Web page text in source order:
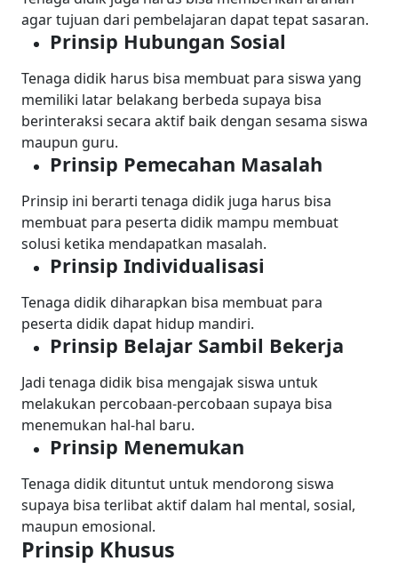
agar tujuan dari pembelajaran dapat tepat sasaran.
Prinsip Hubungan Sosial
Tenaga didik harus bisa membuat para siswa yang
memiliki latar belakang berbeda supaya bisa
berinteraksi secara aktif baik dengan sesama siswa
maupun guru.
Prinsip Pemecahan Masalah
Prinsip ini berarti tenaga didik juga harus bisa
membuat para peserta didik mampu membuat
solusi ketika mendapatkan masalah.
Prinsip Individualisasi
Tenaga didik diharapkan bisa membuat para
peserta didik dapat hidup mandiri.
Prinsip Belajar Sambil Bekerja
Jadi tenaga didik bisa mengajak siswa untuk
melakukan percobaan-percobaan supaya bisa
menemukan hal-hal baru.
Prinsip Menemukan
Tenaga didik dituntut untuk mendorong siswa
supaya bisa terlibat aktif dalam hal mental, sosial,
maupun emosional.
Prinsip Khusus